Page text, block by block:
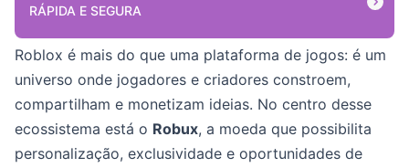
RÁPIDA E SEGURA
Roblox é mais do que uma plataforma de jogos: é um
universo onde jogadores e criadores constroem,
compartilham e monetizam ideias. No centro desse
ecossistema está o Robux, a moeda que possibilita
personalização, exclusividade e oportunidades de